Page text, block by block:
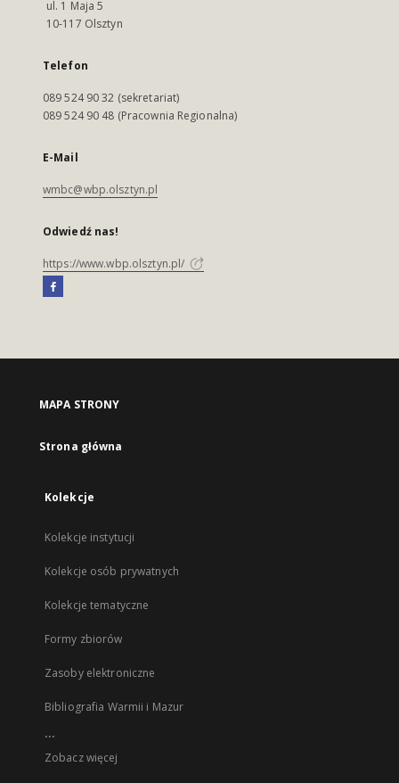
ul. 1 Maja 5
10-117 Olsztyn
Telefon
089 524 90 32 (sekretariat)
089 524 90 48 (Pracownia Regionalna)
E-Mail
wmbc@wbp.olsztyn.pl
Odwiedź nas!
https://www.wbp.olsztyn.pl/
MAPA STRONY
Strona główna
Kolekcje
Kolekcje instytucji
Kolekcje osób prywatnych
Kolekcje tematyczne
Formy zbiorów
Zasoby elektroniczne
Bibliografia Warmii i Mazur
...
Zobacz więcej